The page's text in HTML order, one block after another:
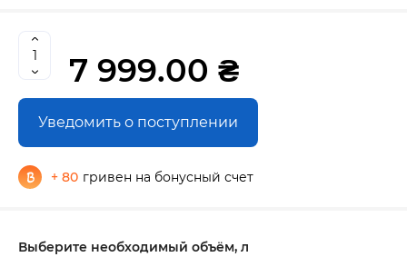
7 999.00 ₴
Уведомить о поступлении
+ 80 гривен на бонусный счет
Выберите необходимый объём, л